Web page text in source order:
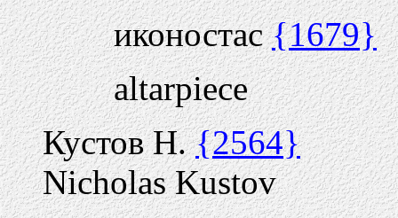
иконостас{1679}
altarpiece
Кустов Н.{2564}
Nicholas Kustov